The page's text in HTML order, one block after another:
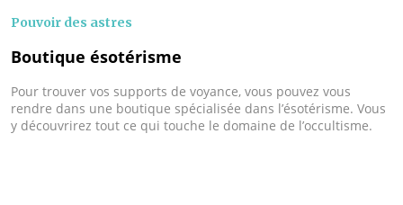
Pouvoir des astres
Boutique ésotérisme
Pour trouver vos supports de voyance, vous pouvez vous
rendre dans une boutique spécialisée dans l’ésotérisme. Vous
y découvrirez tout ce qui touche le domaine de l’occultisme.